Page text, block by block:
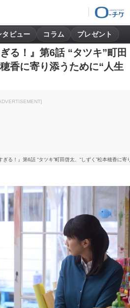
タビュー コラム プレゼント
る！』第6話 “タツキ”町田
香に寄り添うために“人生
ぎる！』第6話 “タツキ”町田啓太、“しずく”松本穂香に